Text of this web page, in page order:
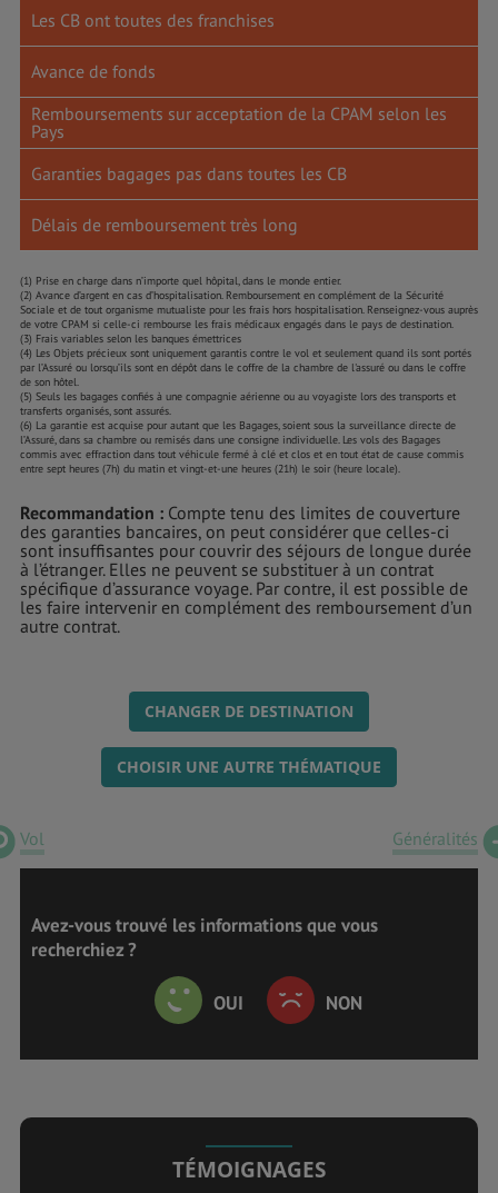
Les CB ont toutes des franchises
Avance de fonds
Remboursements sur acceptation de la CPAM selon les
Pays
Garanties bagages pas dans toutes les CB
Délais de remboursement très long
(1) Prise en charge dans n’importe quel hôpital, dans le monde entier.
(2) Avance d’argent en cas d’hospitalisation. Remboursement en complément de la Sécurité
Sociale et de tout organisme mutualiste pour les frais hors hospitalisation. Renseignez-vous auprès
de votre CPAM si celle-ci rembourse les frais médicaux engagés dans le pays de destination.
(3) Frais variables selon les banques émettrices
(4) Les Objets précieux sont uniquement garantis contre le vol et seulement quand ils sont portés
par l’Assuré ou lorsqu’ils sont en dépôt dans le coffre de la chambre de l'assuré ou dans le coffre
de son hôtel.
(5) Seuls les bagages confiés à une compagnie aérienne ou au voyagiste lors des transports et
transferts organisés, sont assurés.
(6) La garantie est acquise pour autant que les Bagages, soient sous la surveillance directe de
l’Assuré, dans sa chambre ou remisés dans une consigne individuelle. Les vols des Bagages
commis avec effraction dans tout véhicule fermé à clé et clos et en tout état de cause commis
entre sept heures (7h) du matin et vingt-et-une heures (21h) le soir (heure locale).
Recommandation : Compte tenu des limites de couverture
des garanties bancaires, on peut considérer que celles-ci
sont insuffisantes pour couvrir des séjours de longue durée
à l’étranger. Elles ne peuvent se substituer à un contrat
spécifique d’assurance voyage. Par contre, il est possible de
les faire intervenir en complément des remboursement d’un
autre contrat.
CHANGER DE DESTINATION
CHOISIR UNE AUTRE THÉMATIQUE
Vol Généralités
Avez-vous trouvé les informations que vous
recherchiez ?
OUI NON
TÉMOIGNAGES